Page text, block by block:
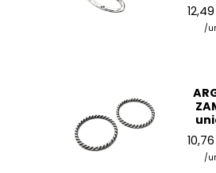
/
/